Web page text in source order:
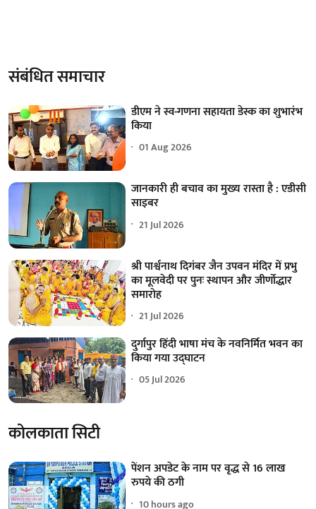
संबंधित समाचार
डीएम ने स्व-गणना सहायता डेस्क का शुभारंभ
किया
01 Aug 2026
जानकारी ही बचाव का मुख्य रास्ता है : एडीसी
साइबर
21 Jul 2026
श्री पार्श्वनाथ दिगंबर जैन उपवन मंदिर में प्रभु
का मूलवेदी पर पुनः स्थापन और जीर्णोद्धार
समारोह
21 Jul 2026
दुर्गापुर हिंदी भाषा मंच के नवनिर्मित भवन का
किया गया उद्घाटन
05 Jul 2026
कोलकाता सिटी
पेंशन अपडेट के नाम पर वृद्ध से 16 लाख
रुपये की ठगी
10 hours ago